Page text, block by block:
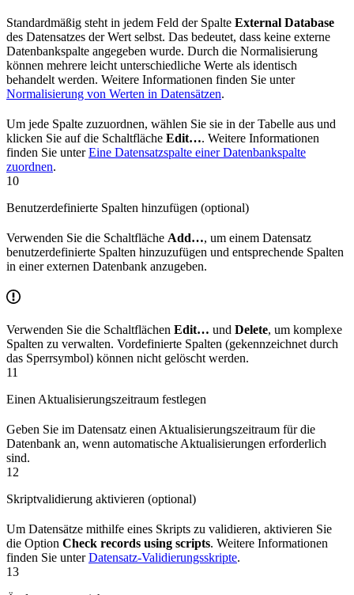
Standardmäßig steht in jedem Feld der Spalte External Database
des Datensatzes der Wert selbst. Das bedeutet, dass keine externe
Datenbankspalte angegeben wurde. Durch die Normalisierung
können mehrere leicht unterschiedliche Werte als identisch
behandelt werden. Weitere Informationen finden Sie unter
Normalisierung von Werten in Datensätzen.
Um jede Spalte zuzuordnen, wählen Sie sie in der Tabelle aus und
klicken Sie auf die Schaltfläche Edit…. Weitere Informationen
finden Sie unterEine Datensatzspalte einer Datenbankspalte
zuordnen.
10
Benutzerdefinierte Spalten hinzufügen (optional)
Verwenden Sie die Schaltfläche Add…, um einem Datensatz
benutzerdefinierte Spalten hinzuzufügen und entsprechende Spalten
in einer externen Datenbank anzugeben.
Verwenden Sie die Schaltflächen Edit… und Delete, um komplexe
Spalten zu verwalten. Vordefinierte Spalten (gekennzeichnet durch
das Sperrsymbol) können nicht gelöscht werden.
11
Einen Aktualisierungszeitraum festlegen
Geben Sie im Datensatz einen Aktualisierungszeitraum für die
Datenbank an, wenn automatische Aktualisierungen erforderlich
sind.
12
Skriptvalidierung aktivieren (optional)
Um Datensätze mithilfe eines Skripts zu validieren, aktivieren Sie
die Option Check records using scripts. Weitere Informationen
finden Sie unterDatensatz-Validierungsskripte.
13